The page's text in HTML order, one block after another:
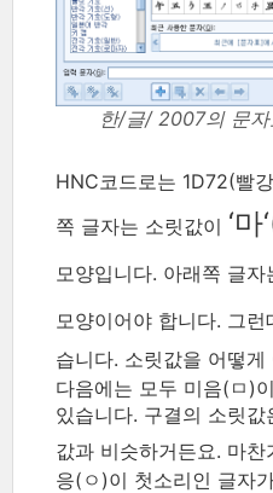
한/글/ 2007의 문
HNC코드로는 1D72(빨
쪽 글자는 소릿값이 ‘마
모양입니다. 아래쪽 글자
모양이어야 합니다. 그런
습니다. 소릿값을 어떻게
다음에는 모두 미음(ㅁ)
있습니다. 구결의 소릿
값과 비슷하거든요. 마찬
응(ㅇ)이 첫소리인 글자